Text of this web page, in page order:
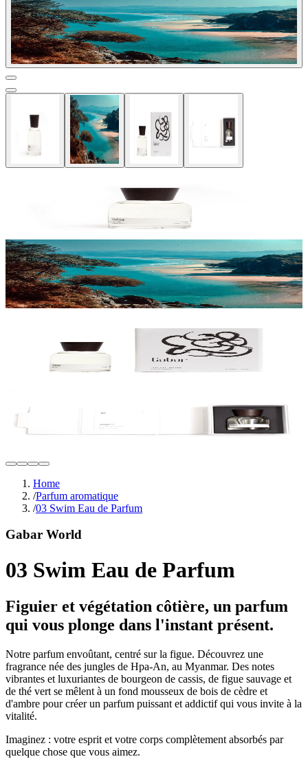
Home
/Parfum aromatique
/03 Swim Eau de Parfum
Gabar World
03 Swim Eau de Parfum
Figuier et végétation côtière, un parfum
qui vous plonge dans l'instant présent.
Notre parfum envoûtant, centré sur la figue. Découvrez une
fragrance née des jungles de Hpa-An, au Myanmar. Des notes
vibrantes et luxuriantes de bourgeon de cassis, de figue sauvage et
de thé vert se mêlent à un fond mousseux de bois de cèdre et
d'ambre pour créer un parfum puissant et addictif qui vous invite à la
vitalité.
Imaginez : votre esprit et votre corps complètement absorbés par
quelque chose que vous aimez.